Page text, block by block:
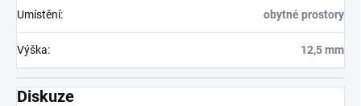
Umístění: obytné prostory
Výška: 12,5 mm
Diskuze